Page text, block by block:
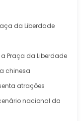
da Liberdade
Praça da Liberdade
chinesa
atrações
nacional da